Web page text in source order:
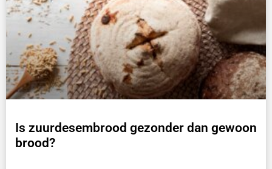
Is zuurdesembrood gezonder dan gewoon
brood?